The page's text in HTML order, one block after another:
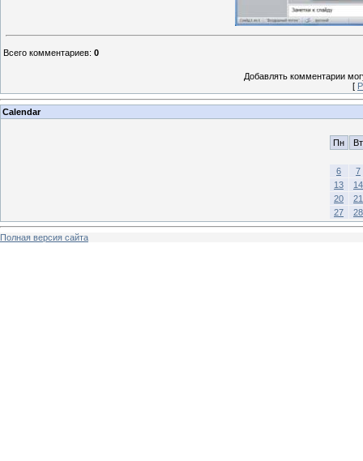
Всего комментариев: 0
Добавлять комментарии
[
Calendar
Пн Вт
6
7
13
14
20
21
27
28
Полная версия сайта